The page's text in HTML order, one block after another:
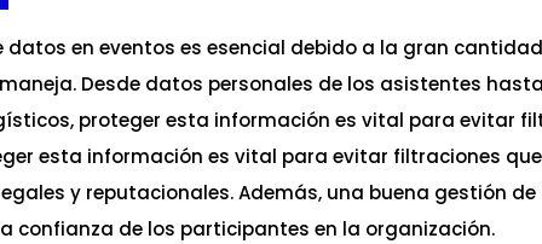
datos en eventos es esencial debido a la gran
Desde datos personales de los asistentes
proteger esta información es vital para evitar
esta información es vital para evitar filtraciones
y reputacionales. Además, una buena gestión
confianza de los participantes en la organización.